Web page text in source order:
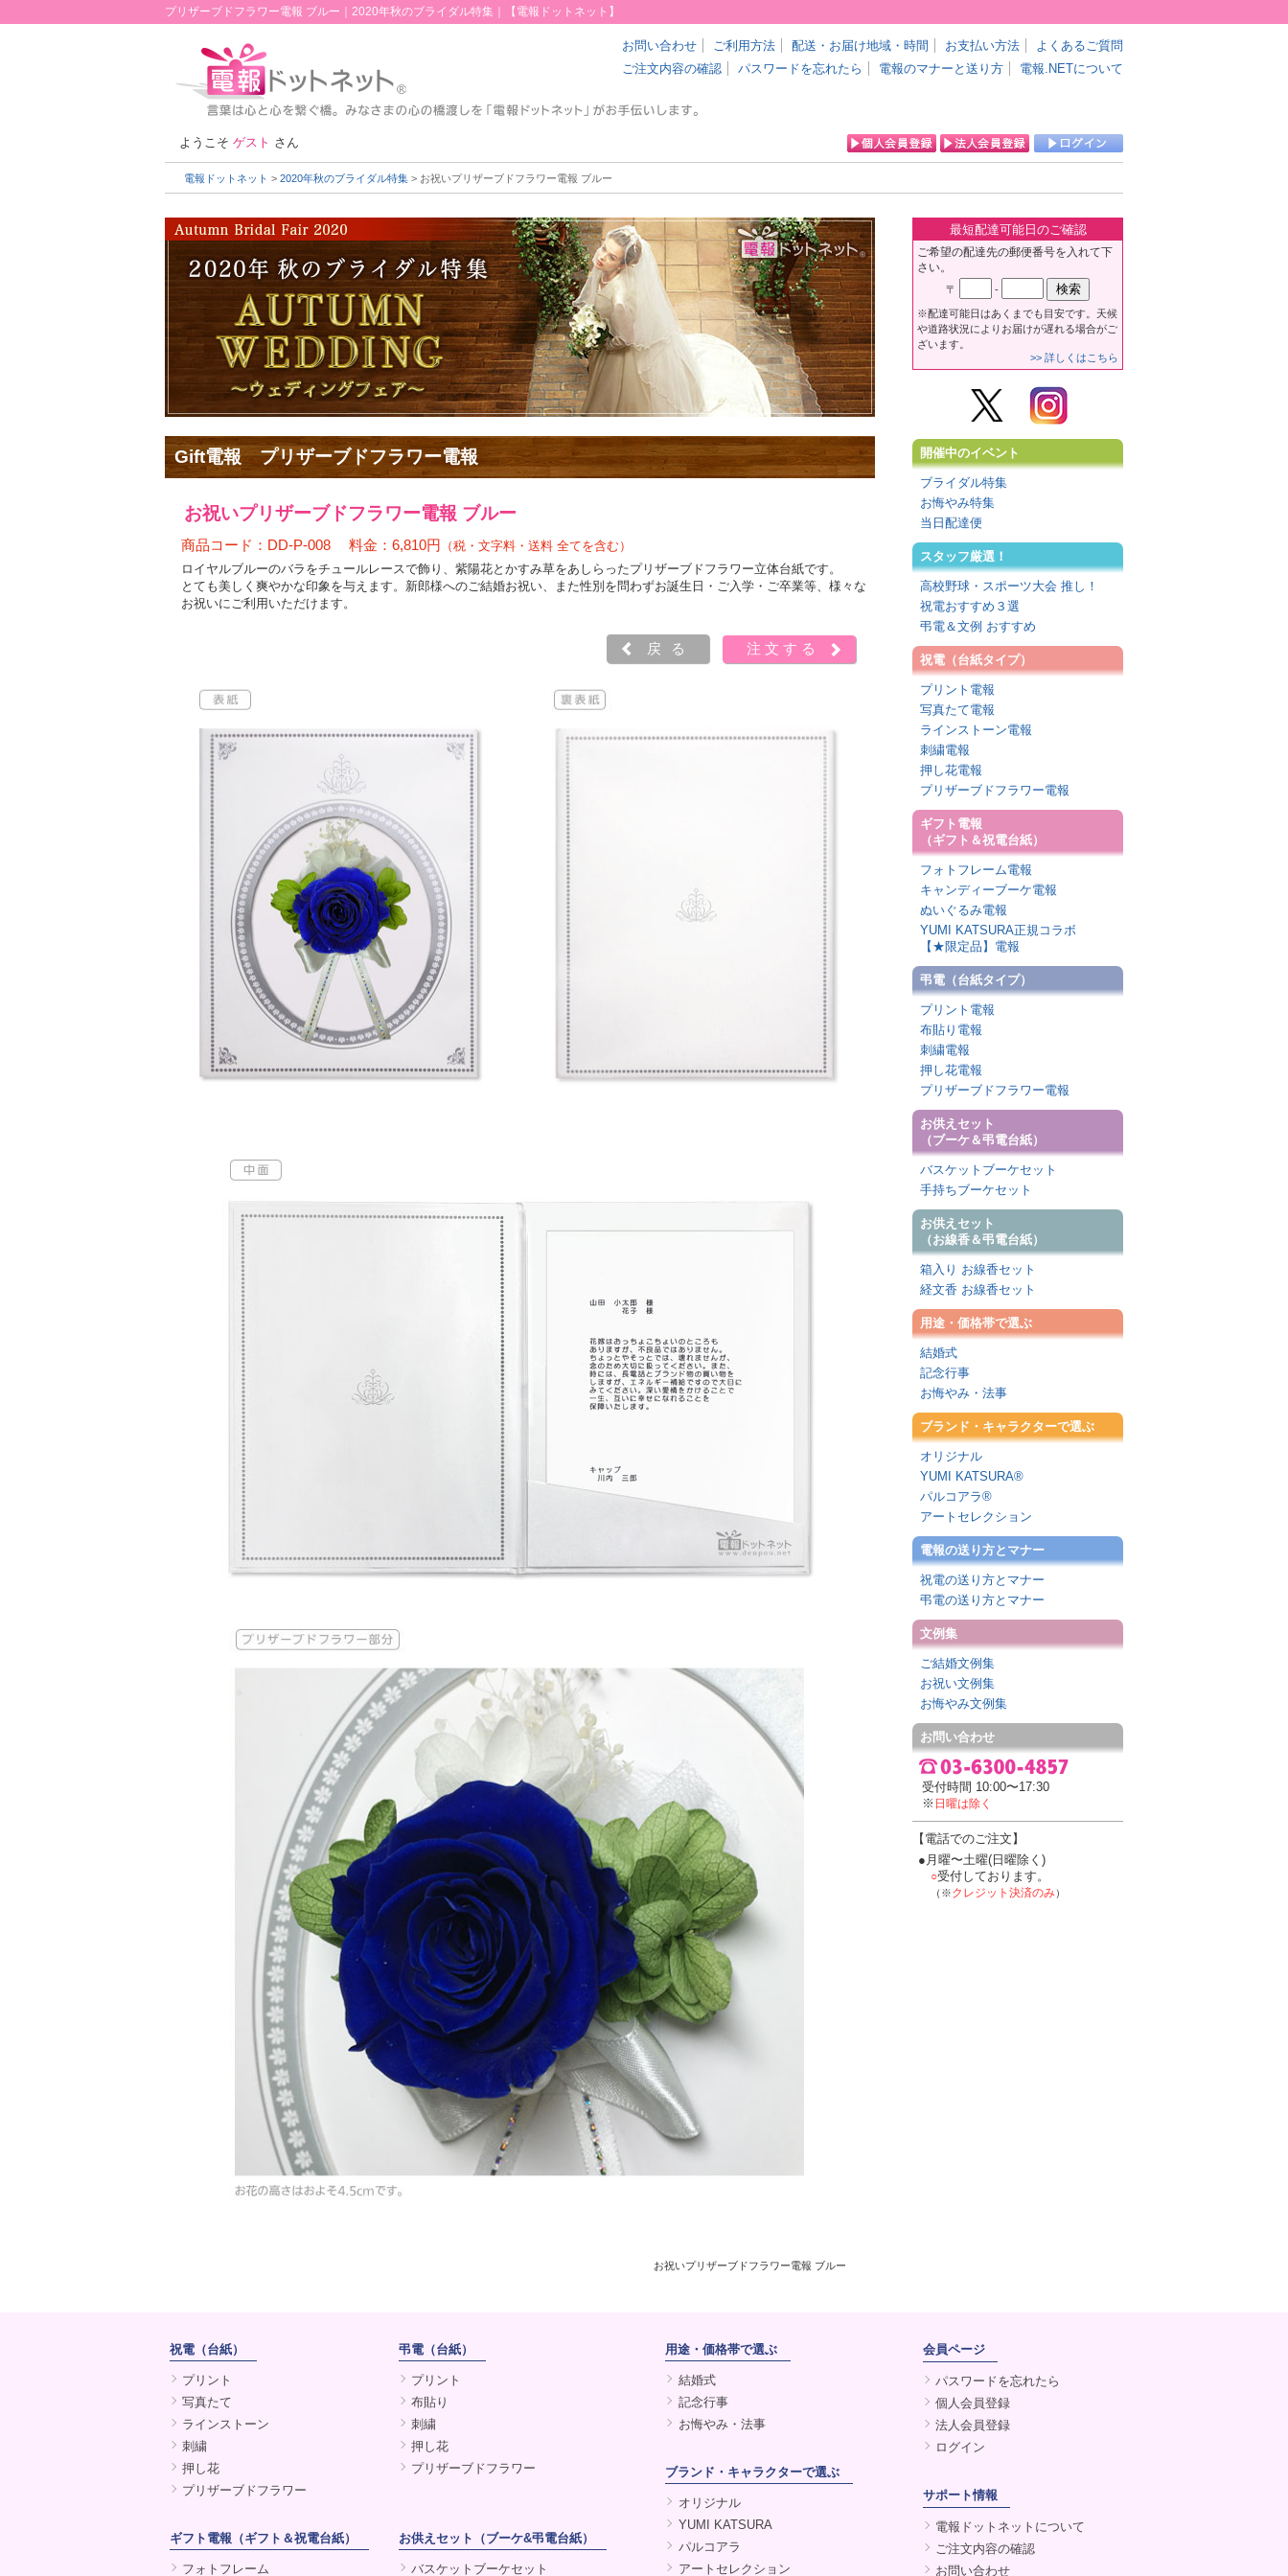
プリザーブドフラワー電報 ブルー｜2020年秋のブライダル特集｜【電報ドットネット】
お問い合わせ ご利用方法 配送・お届け地域・時間 お支払い方法
よくあるご質問
ご注文内容の確認
パスワードを忘れたら 電報のマナーと送り方 電報.NETについて
ようこそ ゲスト さん
電報ドットネット > 2020年秋のブライダル特集 > お祝いプリザーブドフラワー電報 ブルー
Gift電報 プリザーブドフラワー電報
お祝いプリザーブドフラワー電報 ブルー
商品コード：DD-P-008 料金：6,810円
（税・文字料・送料 全てを含む）
ロイヤルブルーのバラをチュールレースで飾り、紫陽花とかすみ草をあしらったプリザーブドフラワー立体台紙です。
とても美しく爽やかな印象を与えます。新郎様へのご結婚お祝い、また性別を問わずお誕生日・ご入学・ご卒業等、様々な
お祝いにご利用いただけます。
戻る 注文する
お祝いプリザーブドフラワー電報 ブルー
最短配達可能日のご確認
ご希望の配達先の郵便番号を入れて下
さい。
〒 -
※配達可能日はあくまでも目安です。天候
や道路状況によりお届けが遅れる場合がご
ざいます。
>> 詳しくはこちら
開催中のイベント
ブライダル特集
お悔やみ特集
当日配達便
スタッフ厳選！
高校野球・スポーツ大会 推し！
祝電おすすめ３選
弔電＆文例 おすすめ
祝電（台紙タイプ）
プリント電報
写真たて電報
ラインストーン電報
刺繍電報
押し花電報
プリザーブドフラワー電報
ギフト電報
（ギフト＆祝電台紙）
フォトフレーム電報
キャンディーブーケ電報
ぬいぐるみ電報
YUMI KATSURA正規コラボ
【★限定品】電報
弔電（台紙タイプ）
プリント電報
布貼り電報
刺繍電報
押し花電報
プリザーブドフラワー電報
お供えセット
（ブーケ＆弔電台紙）
バスケットブーケセット
手持ちブーケセット
お供えセット
（お線香＆弔電台紙）
箱入り お線香セット
経文香 お線香セット
用途・価格帯で選ぶ
結婚式
記念行事
お悔やみ・法事
ブランド・キャラクターで選ぶ
オリジナル
YUMI KATSURA®
パルコアラ®
アートセレクション
電報の送り方とマナー
祝電の送り方とマナー
弔電の送り方とマナー
文例集
ご結婚文例集
お祝い文例集
お悔やみ文例集
お問い合わせ
受付時間 10:00〜17:30
※ 日曜は除く
【電話でのご注文】
●月曜〜土曜(日曜除く)
○受付しております。
（※クレジット決済のみ）
祝電（台紙）
プリント
写真たて
ラインストーン
刺繍
押し花
プリザーブドフラワー
ギフト電報（ギフト＆祝電台紙）
フォトフレーム
弔電（台紙）
プリント
布貼り
刺繍
押し花
プリザーブドフラワー
お供えセット（ブーケ&弔電台紙）
バスケットブーケセット
用途・価格帯で選ぶ
結婚式
記念行事
お悔やみ・法事
ブランド・キャラクターで選ぶ
オリジナル
YUMI KATSURA
パルコアラ
アートセレクション
会員ページ
パスワードを忘れたら
個人会員登録
法人会員登録
ログイン
サポート情報
電報ドットネットについて
ご注文内容の確認
お問い合わせ